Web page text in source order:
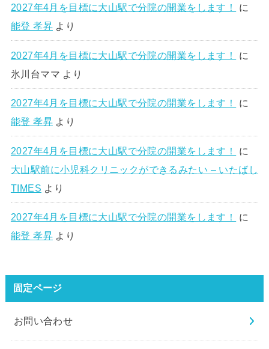
2027年4月を目標に大山駅で分院の開業をします！
に
能登 孝昇より
2027年4月を目標に大山駅で分院の開業をします！
に
氷川台ママ より
2027年4月を目標に大山駅で分院の開業をします！
に
能登 孝昇より
2027年4月を目標に大山駅で分院の開業をします！
に
大山駅前に小児科クリニックができるみたい – いたばし
TIMES より
2027年4月を目標に大山駅で分院の開業をします！
に
能登 孝昇より
固定ページ
お問い合わせ